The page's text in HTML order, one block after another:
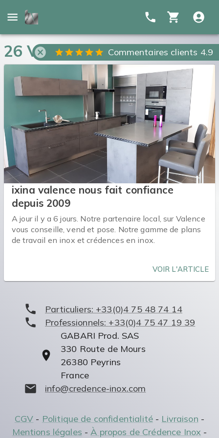
Commentaires clients 4.9
26 Valence (Drôme)
ixina valence nous fait confiance
depuis 2009
A jour il y a 6 jours. Notre partenaire local, sur Valence
vous conseille, vend et pose. Notre gamme de plans
de travail en inox et crédences en inox.
VOIR L'ARTICLE
Particuliers: +33(0)4 75 48 74 14
Professionnels: +33(0)4 75 47 19 39
GABARI Prod. SAS
330 Route de Mours
26380 Peyrins
France
info@credence-inox.com
CGV - Politique de confidentialité- Livraison -
Mentions légales -À propos de Crédence Inox -